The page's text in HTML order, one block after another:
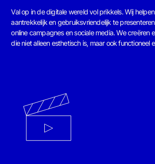
Val op in de digitale wereld vol prikkels. Wij
aantrekkelijk en gebruiksvriendelijk te
online campagnes en sociale media. We creëren
die niet alleen esthetisch is, maar ook functioneel